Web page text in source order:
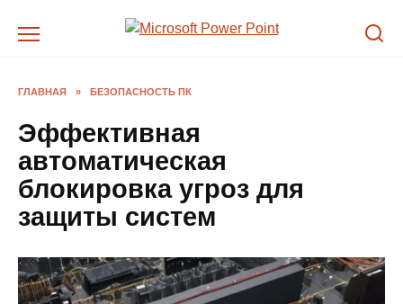
ГЛАВНАЯ » БЕЗОПАСНОСТЬ ПК
Эффективная
автоматическая
блокировка угроз для
защиты систем